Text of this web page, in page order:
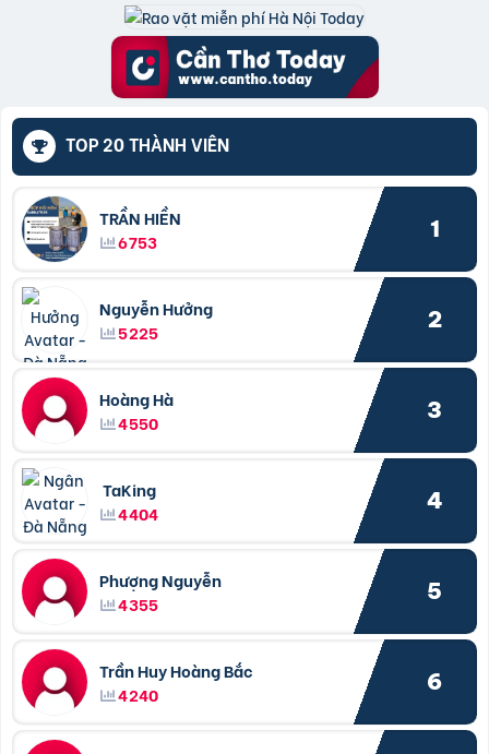
TOP 20 THÀNH VIÊN
TRẦN HIỀN
6753
1
Nguyễn Hưởng
5225
2
Hoàng Hà
4550
3
TaKing
4404
4
Phượng Nguyễn
4355
5
Trần Huy Hoàng Bắc
4240
6